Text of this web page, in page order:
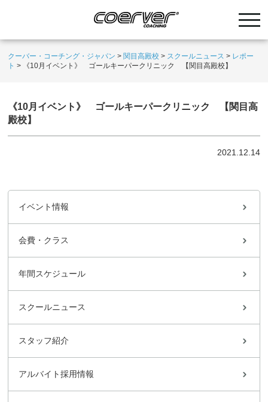
クーバー・コーチング・ジャパン > 関目高殿校 > スクールニュース > レポー
ト > 《10月イベント》 ゴールキーパークリニック 【関目高殿校】
《10月イベント》 ゴールキーパークリニック 【関目高
殿校】
2021.12.14
イベント情報
会費・クラス
年間スケジュール
スクールニュース
スタッフ紹介
アルバイト採用情報